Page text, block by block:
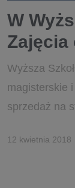
W
Zajęcia
Wyższa
magisterskie
sprzedaż na
12 kwietnia 2018